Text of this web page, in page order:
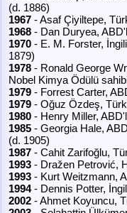
(d. 1886)
1967 - Asaf Çiyiltepe,
1968 - Dan Duryea,
1970 - E. M. Forster,
1879)
1978 - Ronald George
Nobel Kimya Ödülü
1979 - Forrest Carter,
1979 - Oğuz Özdeş,
1980 - Henry Miller,
1985 - Georgia Hale,
(d. 1905)
1987 - Cahit Zarifoğlu,
1993 - Dražen Petrović,
1993 - Kurt Weitzmann,
1994- Dennis Potter,
2002 - Ahmet Koyuncu,